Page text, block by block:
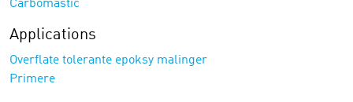
Carbomastic
Applications
Overflate tolerante epoksy malinger
Primere